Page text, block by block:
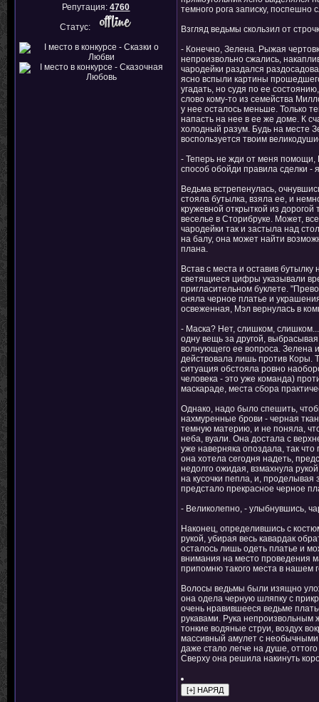
Репутация:4760
Статус:
темного рога записку, поспешно
Взгляд ведьмы скользил от
- Конечно, Зелена. Рыжая
непроизвольно сжались,
чародейки раздался
ясно вспыли картины
угадать, но судя по ее
слово кому-то из семейства
у нее осталось меньше. Только
напасть на нее в ее же доме. К
холодный разум. Будь на месте
воспользуется твоим
- Теперь не жди от меня помощи,
способ обойди правила сделки -
Ведьма встрепенулась,
стояла бутылка, взяла ее, и
кружевной открыткой из
веселье в Сторибруке. Может,
чародейки так и застыла над
на балу, она может найти
плана.
Встав с места и оставив
светящиеся цифры указывали
пригласительном буклете.
сняла черное платье и
освеженная, Мэл вернулась в
- Маска? Нет, слишком,
одну вещь за другой,
волнующего ее вопроса. Зелена
действовала лишь против Коры.
ситуация обстояла ровно
человека - это уже команда)
маскараде, места сбора
Однако, надо было спешить,
нахмуренные брови - черная
темную материю, и не поняла,
неба, вуали. Она достала с
уже наверняка опоздала, так что
она хотела сегодня надеть,
недолго ожидая, взмахнула
на кусочки пепла, и,
предстало прекрасное черное
- Великолепно, - улыбнувшись,
Наконец, определившись с
рукой, убирая весь кавардак
осталось лишь одеть платье и
внимания на место проведения
припомню такого места в нашем
Волосы ведьмы были изящно
она одела черную шляпку с
очень нравившееся ведьме
рукавами. Рука непроизвольным
тонкие водяные струи, воздух
массивный амулет с
даже стало легче на душе,
Сверху она решила накинуть